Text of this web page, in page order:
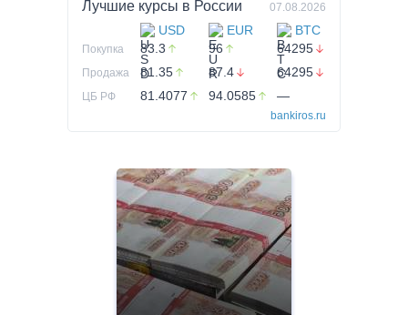
Лучшие курсы в России 07.08.2026
USD EUR BTC
Покупка 83.3 96 64295
Продажа 81.35 87.4 64295
ЦБ РФ 81.4077 94.0585 —
bankiros.ru